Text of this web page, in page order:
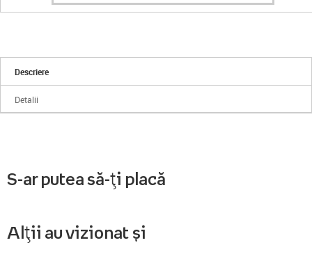
Descriere
Detalii
S-ar putea să-ți placă
Alții au vizionat și